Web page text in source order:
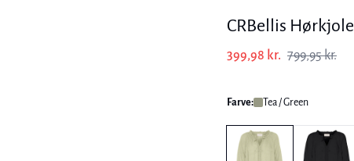
CRBellis Hørkjole
399,98 kr. 799,95 kr.
Farve: Tea / Green